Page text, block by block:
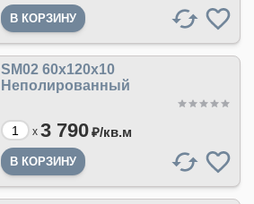
SM02 60x120x10
Неполированный
x 3 790₽/кв.м